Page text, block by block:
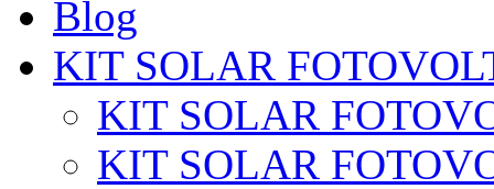
Blog
KIT SOLAR
KIT SOLAR
KIT SOLAR